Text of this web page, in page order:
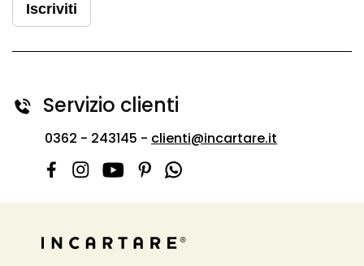
Iscriviti
Servizio clienti
0362 - 243145 - clienti@incartare.it